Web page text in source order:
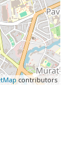
contributors